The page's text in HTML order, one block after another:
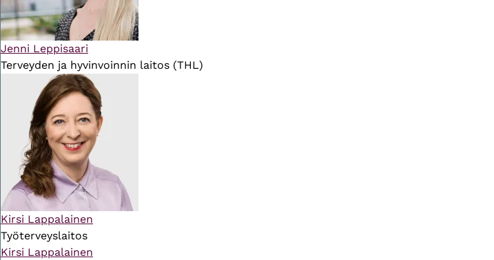
Jenni Leppisaari
Terveyden ja hyvinvoinnin laitos (THL)
Kirsi Lappalainen
Työterveyslaitos
Kirsi Lappalainen